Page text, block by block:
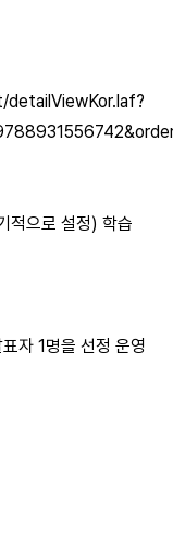
적으로 설정) 학습
자 1명을 선정 운영